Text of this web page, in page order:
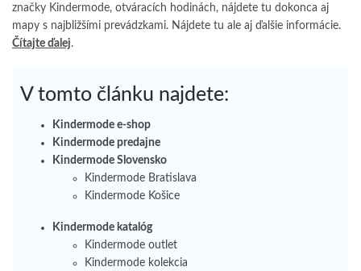
značky Kindermode, otváracích hodinách, nájdete tu dokonca aj
mapy s najbližšími prevádzkami. Nájdete tu ale aj ďalšie informácie.
Čítajte ďalej.
V tomto článku najdete:
Kindermode e-shop
Kindermode predajne
Kindermode Slovensko
Kindermode Bratislava
Kindermode Košice
Kindermode katalóg
Kindermode outlet
Kindermode kolekcia